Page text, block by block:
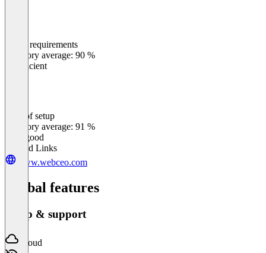
Meets requirements
Category average: 90 %
Insufficient
Ease of setup
Category average: 91 %
Very good
Related Links
www.webceo.com
Global features
Setup & support
Cloud